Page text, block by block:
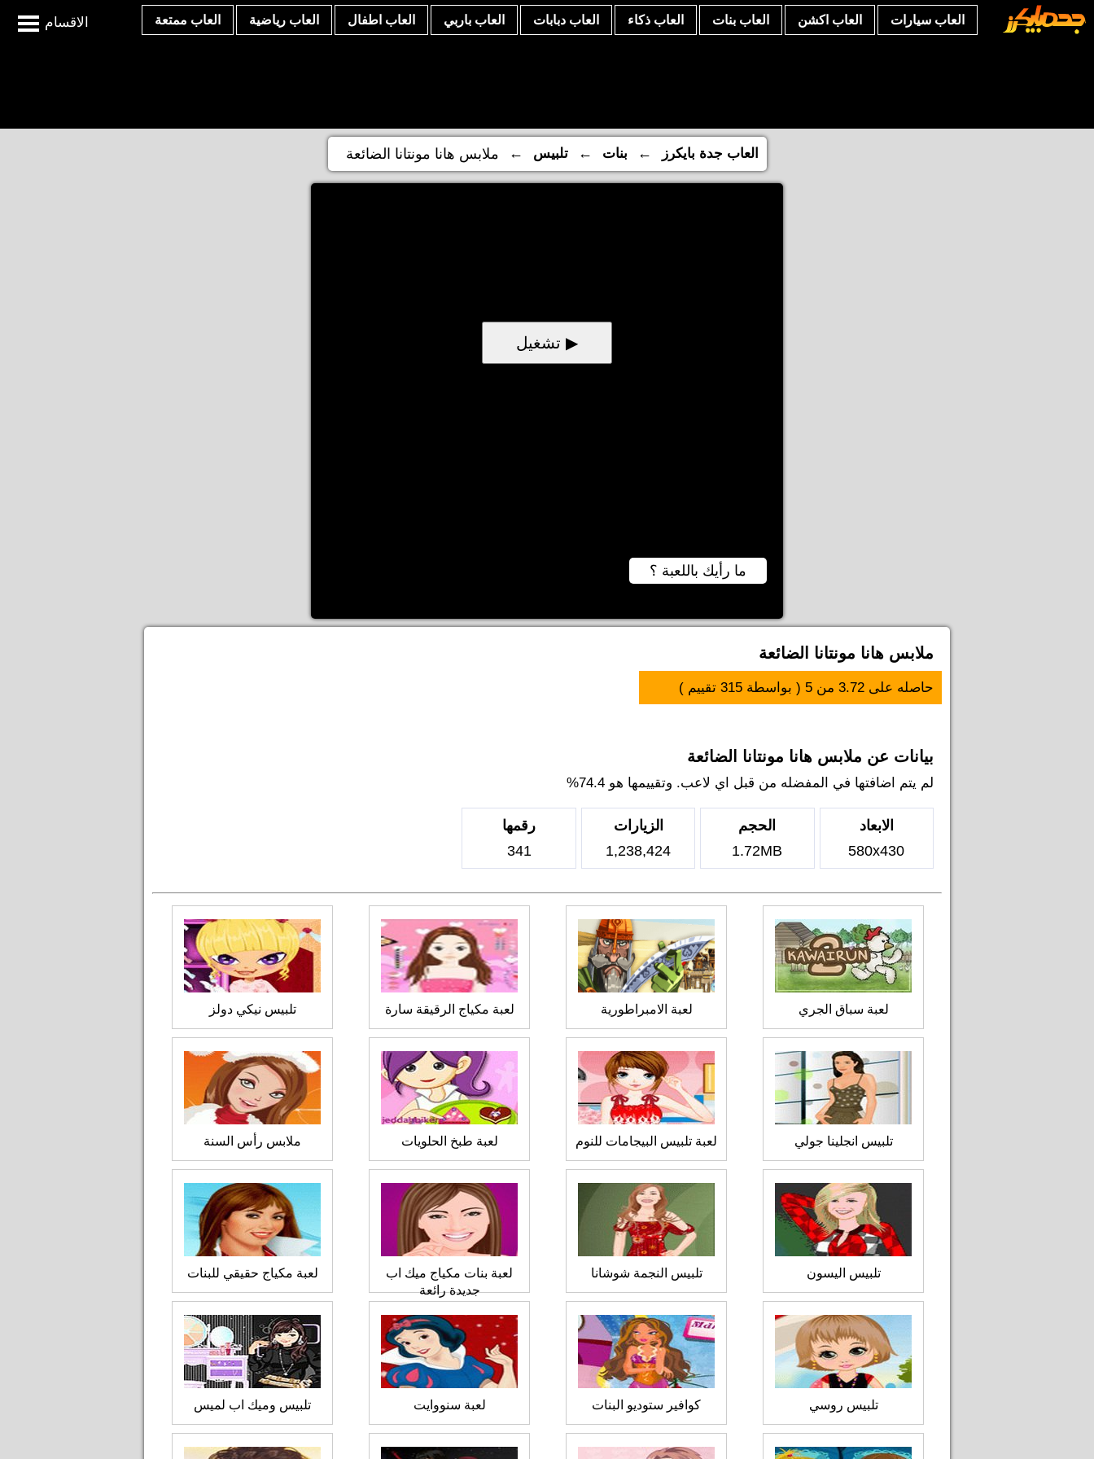
الاقسام العاب سيارات العاب اكشن العاب بنات العاب ذكاء العاب دبابات العاب باربي العاب اطفال العاب رياضية العاب ممتعة
العاب جدة بايكرز ← بنات ← تلبيس ← ملابس هانا مونتانا الضائعة
▶ تشغيل
ما رأيك باللعبة ؟
ملابس هانا مونتانا الضائعة
حاصله على 3.72 من 5 ( بواسطة 315 تقييم )
بيانات عن ملابس هانا مونتانا الضائعة
لم يتم اضافتها في المفضله من قبل اي لاعب. وتقييمها هو 74.4%
الابعاد
580x430
الحجم
1.72MB
الزيارات
1,238,424
رقمها
341
لعبة سباق الجري لعبة الامبراطورية لعبة مكياج الرقيقة سارة تلبيس نيكي دولز
تلبيس انجلينا جولي لعبة تلبيس البيجامات للنوم لعبة طبخ الحلويات ملابس رأس السنة
تلبيس اليسون تلبيس النجمة شوشانا
لعبة بنات مكياج ميك اب
جديدة رائعة
لعبة مكياج حقيقي للبنات
تلبيس روسي كوافير ستوديو البنات لعبة سنووايت تلبيس وميك اب لميس